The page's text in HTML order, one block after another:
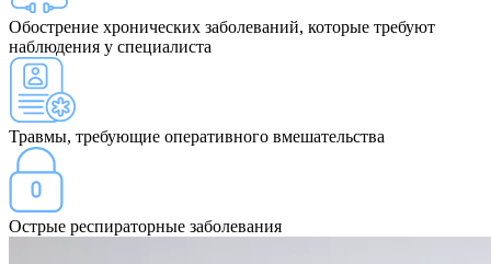
Обострение хронических заболеваний, которые требуют
наблюдения у специалиста
Травмы, требующие оперативного вмешательства
Острые респираторные заболевания